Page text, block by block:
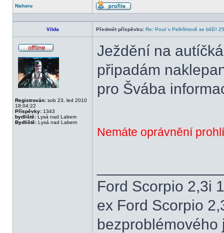
Nahoru
Profil
Vilda Předmět příspěvku: Re: Pouť v Pelhřimově se blíží!
Registrován: sob 23. led 2010
18:04:22
Příspěvky: 1343
bydliště: Lysá nad Labem
Bydliště: Lysá nad Labem
Ježdění na
připadám
pro Švába
Nemáte oprávnění
Ford Scorpio 2,3i
ex Ford Scorpio